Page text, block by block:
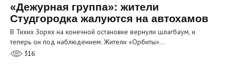
«Дежурная группа»: жители
Студгородка жалуются на автохамов
В Тихих Зорях на конечной остановке вернули шлагбаум, и
теперь он под наблюдением. Жители «Орбиты»…
316